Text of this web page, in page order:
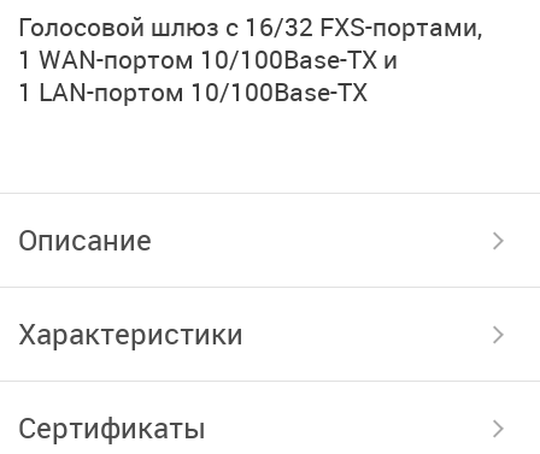
Голосовой шлюз с 16/32 FXS-портами,
1 WAN-портом 10/100Base-TX и
1 LAN-портом 10/100Base-TX
Описание
Характеристики
Сертификаты